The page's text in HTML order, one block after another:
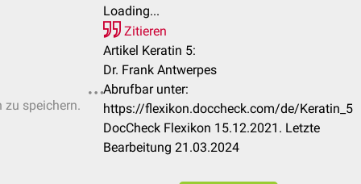
zu speichern.
Loading...
Zitieren
Artikel Keratin 5:
Dr. Frank Antwerpes
Abrufbar unter:
https://flexikon.doccheck.com/de/Keratin_5
DocCheck Flexikon 15.12.2021. Letzte
Bearbeitung 21.03.2024